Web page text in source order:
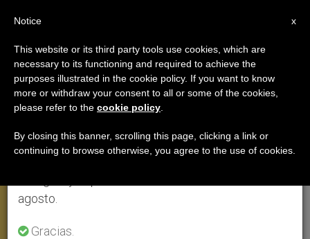
Benedicto XVI: «Las mujeres al
servicio del Evangelio»
testigos del cristianismo naciente
FEBRERO 14, 2007 00:00
×
Aviso importante
Del 27 de julio al 7 de agosto haremos la pausa
anual, aprovechando que en el periodo de verano
se generan menos informaciones y también el
agosto.
Gracias.
x
Notice
This website or its third party tools use cookies, which are
necessary to its functioning and required to achieve the
purposes illustrated in the cookie policy. If you want to know
more or withdraw your consent to all or some of the cookies,
please refer to the cookie policy
By closing this banner, scrolling this page, clicking a link or
continuing to browse otherwise, you agree to the use of cookies.